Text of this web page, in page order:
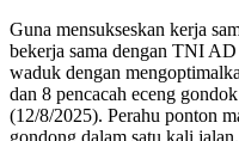
Guna mensukseskan kerja
bekerja sama dengan TNI
waduk dengan
dan 8 pencacah eceng
(12/8/2025). Perahu ponton
gondong dalam satu kali jalan.